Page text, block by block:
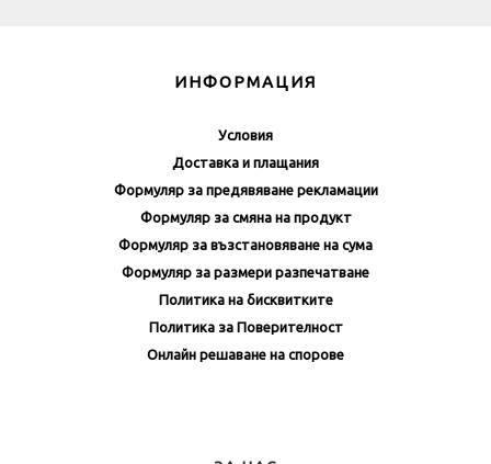
ИНФОРМАЦИЯ
Условия
Доставка и плащания
Формуляр за предявяване рекламации
Формуляр за смяна на продукт
Формуляр за възстановяване на сума
Формуляр за размери разпечатване
Политика на бисквитките
Политика за Поверителност
Онлайн решаване на спорове